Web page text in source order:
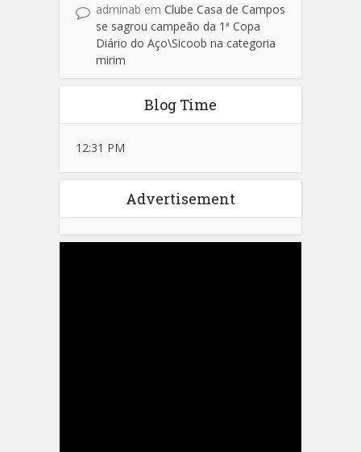
adminab em Clube Casa de Campos
se sagrou campeão da 1ª Copa
Diário do Aço\Sicoob na categoria
mirim
Blog Time
12:31 PM
Advertisement